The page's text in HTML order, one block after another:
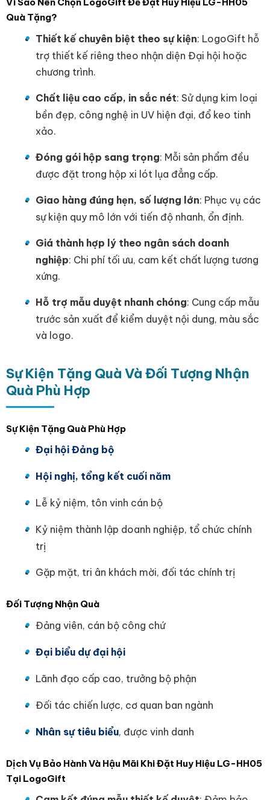
Quà Tặng?
Thiết kế chuyên biệt theo sự kiện: LogoGift hỗ
trợ thiết kế riêng theo nhận diện Đại hội hoặc
chương trình.
Chất liệu cao cấp, in sắc nét: Sử dụng kim loại
bền đẹp, công nghệ in UV hiện đại, đổ keo tinh
xảo.
Đóng gói hộp sang trọng: Mỗi sản phẩm đều
được đặt trong hộp xi lót lụa đẳng cấp.
Giao hàng đúng hẹn, số lượng lớn: Phục vụ các
sự kiện quy mô lớn với tiến độ nhanh, ổn định.
Giá thành hợp lý theo ngân sách doanh
nghiệp: Chi phí tối ưu, cam kết chất lượng tương
xứng.
Hỗ trợ mẫu duyệt nhanh chóng: Cung cấp mẫu
trước sản xuất để kiểm duyệt nội dung, màu sắc
và logo.
Sự Kiện Tặng Quà Và Đối Tượng Nhận
Quà Phù Hợp
Sự Kiện Tặng Quà Phù Hợp
Đại hội Đảng bộ
Hội nghị, tổng kết cuối năm
Lễ kỷ niệm, tôn vinh cán bộ
Kỷ niệm thành lập doanh nghiệp, tổ chức chính
trị
Gặp mặt, tri ân khách mời, đối tác chính trị
Đối Tượng Nhận Quà
Đảng viên, cán bộ công chứ
Đại biểu dự đại hội
Lãnh đạo cấp cao, trưởng bộ phận
Đối tác chiến lược, cơ quan ban ngành
Nhân sự tiêu biểu, được vinh danh
Dịch Vụ Bảo Hành Và Hậu Mãi Khi Đặt Huy Hiệu LG-HH05
Tại LogoGift